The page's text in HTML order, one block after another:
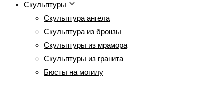
Скульптуры
Скульптура ангела
Скульптура из бронзы
Скульптуры из мрамора
Скульптуры из гранита
Бюсты на могилу